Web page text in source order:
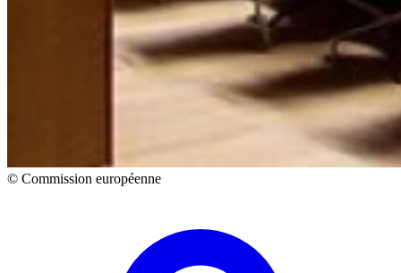
© Commission européenne